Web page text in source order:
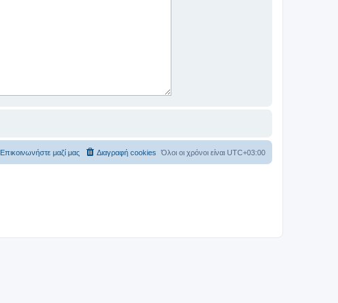
Όλοι οι χρόνοι είναι UTC+03:00
Διαγραφή cookies
Επικοινωνήστε μαζί μας